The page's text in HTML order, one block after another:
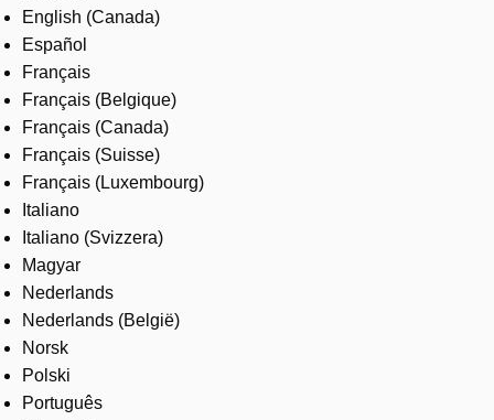
English (Canada)
Español
Français
Français (Belgique)
Français (Canada)
Français (Suisse)
Français (Luxembourg)
Italiano
Italiano (Svizzera)
Magyar
Nederlands
Nederlands (België)
Norsk
Polski
Português